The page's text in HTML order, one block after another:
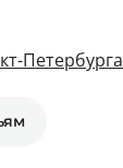
Петербурга